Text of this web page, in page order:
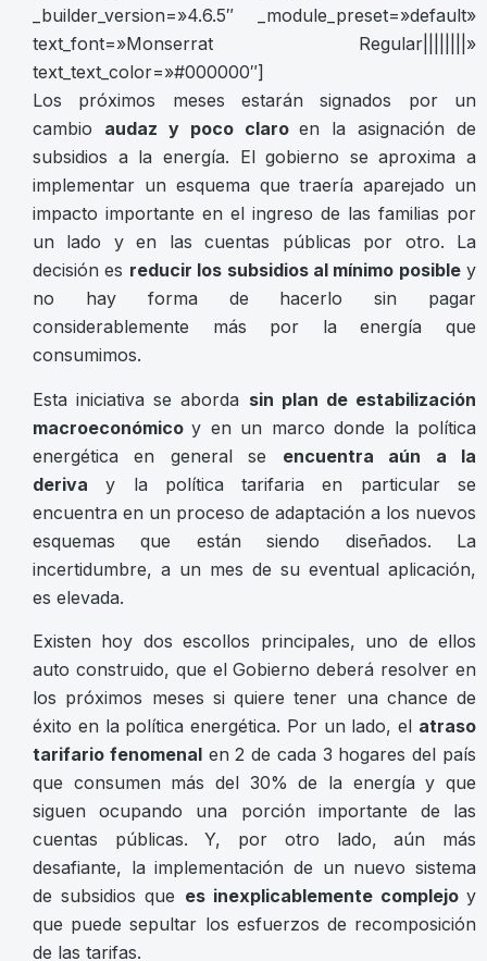
_builder_version=»4.6.5″ _module_preset=»default»
text_font=»Monserrat Regular||||||||»
text_text_color=»#000000″]
Los próximos meses estarán signados por un
cambio
audaz y poco claro en la asignación de
subsidios a la energía. El gobierno se aproxima a
implementar un esquema que traería aparejado un
impacto importante en el ingreso de las familias por
un lado y en las cuentas públicas por otro. La
decisión es reducir los subsidios al mínimo posible y
no hay forma de hacerlo sin pagar
considerablemente más por la energía que
consumimos.
Esta iniciativa se aborda sin plan de estabilización
macroeconómico y en un marco donde la política
energética en general se
encuentra aún a la
deriva
y la política tarifaria en particular se
encuentra en un proceso de adaptación a los nuevos
esquemas que están siendo diseñados. La
incertidumbre, a un mes de su eventual aplicación,
es elevada.
Existen hoy dos escollos principales, uno de ellos
auto construido, que el Gobierno deberá resolver en
los próximos meses si quiere tener una chance de
éxito en la política energética. Por un lado, el atraso
tarifario fenomenal en 2 de cada 3 hogares del país
que consumen más del 30% de la energía y que
siguen ocupando una porción importante de las
cuentas públicas. Y, por otro lado, aún más
desafiante, la implementación de un nuevo sistema
de subsidios que es inexplicablemente complejo y
que puede sepultar los esfuerzos de recomposición
de las tarifas.